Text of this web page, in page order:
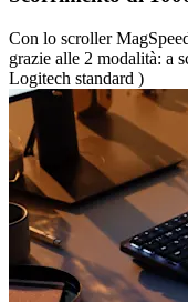
Con lo scroller
grazie alle 2 modalità: a
Logitech standard )